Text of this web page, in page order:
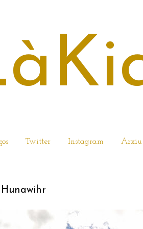
Twitter Instagram Arxiu